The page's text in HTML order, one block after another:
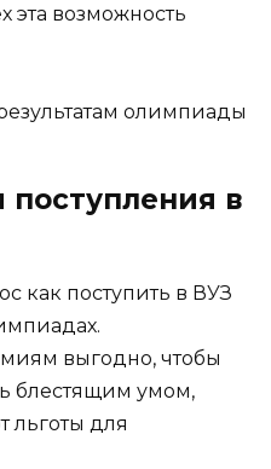
эта возможность
в
как поступить в ВУЗ
выгодно, чтобы
блестящим умом,
льготы для